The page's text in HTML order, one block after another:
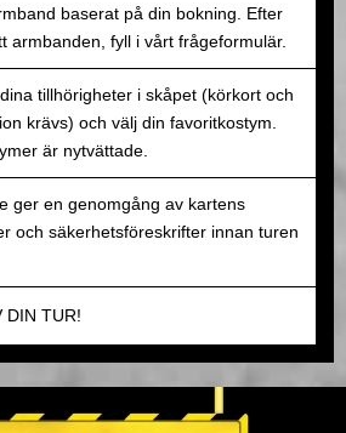
baserat på din bokning. Efter
armbanden, fyll i vårt frågeformulär.
tillhörigheter i skåpet (körkort och
krävs) och välj din favoritkostym.
är nytvättade.
ger en genomgång av kartens
och säkerhetsföreskrifter innan turen
DIN TUR!